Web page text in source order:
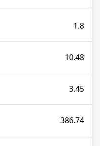
1.8
10.48
3.45
386.74